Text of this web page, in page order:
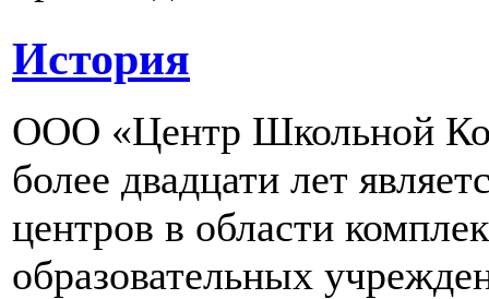
История
ООО «Центр Школьной
более двадцати лет
центров в области
образовательных